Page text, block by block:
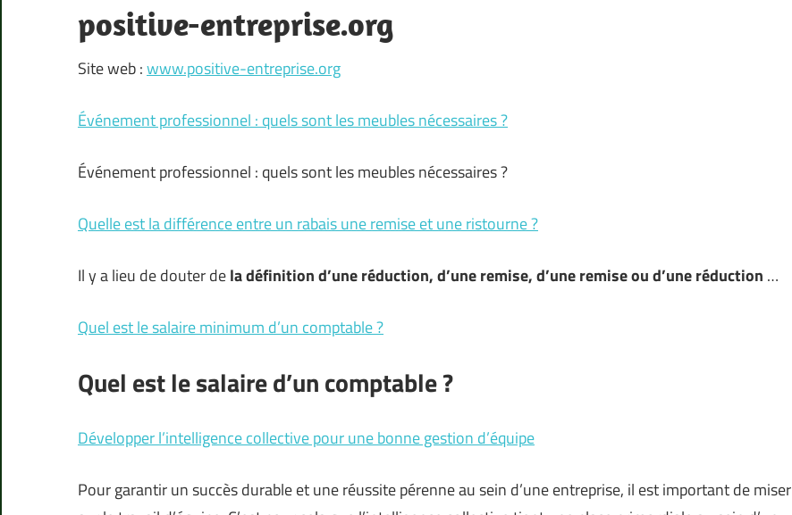
positive-entreprise.org
Site web :www.positive-entreprise.org
Événement professionnel : quels sont les meubles nécessaires ?
Événement professionnel : quels sont les meubles nécessaires ?
Quelle est la différence entre un rabais une remise et une ristourne ?
Il y a lieu de douter dela définition d’une réduction, d’une remise, d’une remise ou d’une réduction …
Quel est le salaire minimum d’un comptable ?
Quel est le salaire d’un comptable ?
Développer l’intelligence collective pour une bonne gestion d’équipe
Pour garantir un succès durable et une réussite pérenne au sein d’une entreprise, il est important de miser